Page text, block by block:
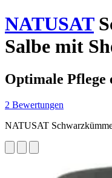
NATUSAT
Salbe mit
Optimale
2 Bewertungen
NATUSAT